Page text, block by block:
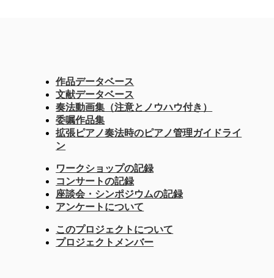
作品データベース
文献データベース
奏法動画集（注意とノウハウ付き）
委嘱作品集
拡張ピアノ奏法時のピアノ管理ガイドライ
ン
ワークショップの記録
コンサートの記録
座談会・シンポジウムの記録
アンケートについて
このプロジェクトについて
プロジェクトメンバー